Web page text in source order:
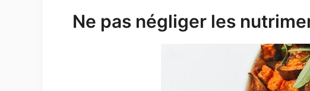
Ne pas négliger les